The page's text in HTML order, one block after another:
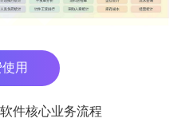
用
件核心业务流程